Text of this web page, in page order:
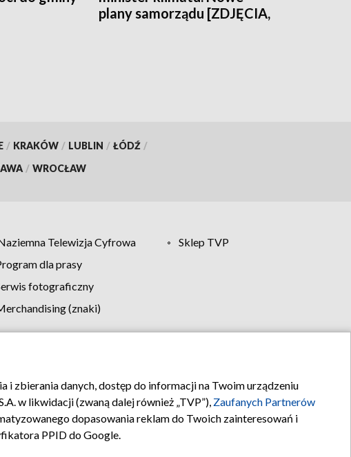
plany samorządu [ZDJĘCIA,
/ KRAKÓW / LUBLIN / ŁÓDŹ /
/ WROCŁAW
Telewizja Cyfrowa
Sklep TVP
dla prasy
fotograficzny
(znaki)
Biuro reklamy Kontakt
zbierania danych, dostęp do informacji na Twoim urządzeniu
w likwidacji (zwaną dalej również „TVP”), Zaufanych Partnerów
dopasowania reklam do Twoich zainteresowań i
PPID do Google.